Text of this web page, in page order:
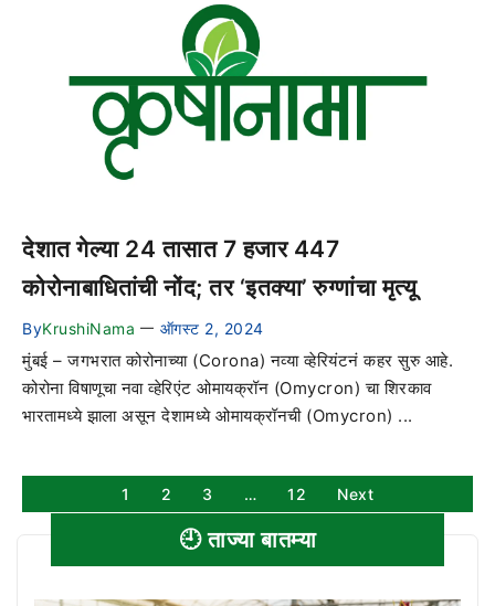
देशात गेल्या 24 तासात 7 हजार 447
कोरोनाबाधितांची नोंद; तर ‘इतक्या’ रुग्णांचा मृत्यू
ByKrushiNama — ऑगस्ट 2, 2024
मुंबई – जगभरात कोरोनाच्या (Corona) नव्या व्हेरियंटनं कहर सुरु आहे.
कोरोना विषाणूचा नवा व्हेरिएंट ओमायक्रॉन (Omycron) चा शिरकाव
भारतामध्ये झाला असून देशामध्ये ओमायक्रॉनची (Omycron) ...
1 2 3 … 12 Next
🕘 ताज्या बातम्या